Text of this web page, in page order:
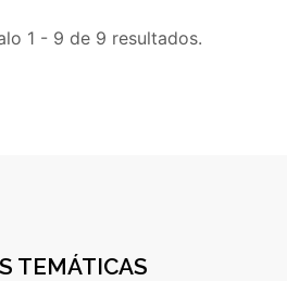
1 - 9 de 9 resultados.
TEMÁTICAS